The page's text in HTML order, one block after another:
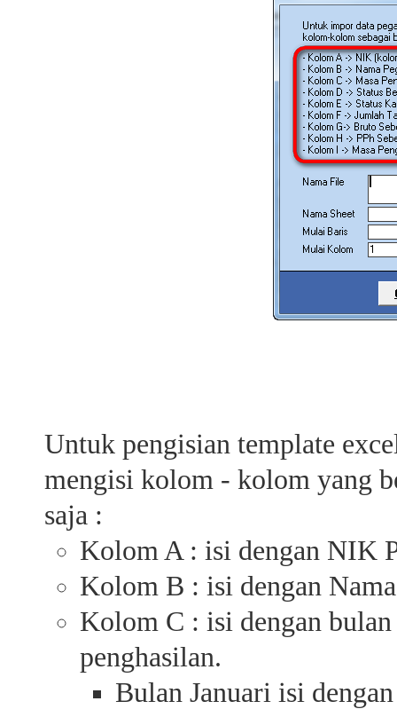
Untuk pengisian template
mengisi kolom - kolom yang
saja :
Kolom A : isi dengan NIK
Kolom B : isi dengan
Kolom C : isi dengan
penghasilan.
Bulan Januari isi